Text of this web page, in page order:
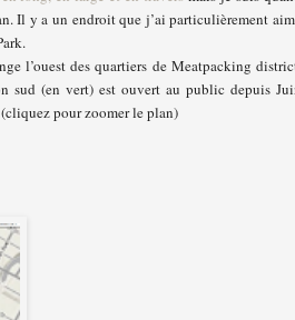
Il y a un endroit que j’ai particulièrement
l’ouest des quartiers de Meatpacking
sud (en vert) est ouvert au public depuis
pour zoomer le plan)